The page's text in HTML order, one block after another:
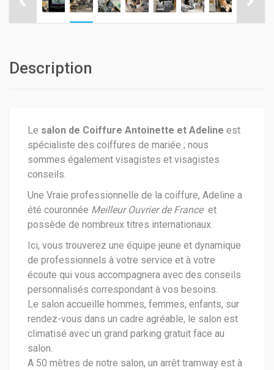
Description
Le salon de Coiffure Antoinette et Adeline est
spécialiste des coiffures de mariée ; nous
sommes également visagistes et visagistes
conseils.
Une Vraie professionnelle de la coiffure, Adeline a
été couronnée Meilleur Ouvrier de France et
possède de nombreux titres internationaux.
Ici, vous trouverez une équipe jeune et dynamique
de professionnels à votre service et à votre
écoute qui vous accompagnera avec des conseils
personnalisés correspondant à vos besoins.
Le salon accueille hommes, femmes, enfants, sur
rendez-vous dans un cadre agréable, le salon est
climatisé avec un grand parking gratuit face au
salon.
A 50 mètres de notre salon, un arrêt tramway est à